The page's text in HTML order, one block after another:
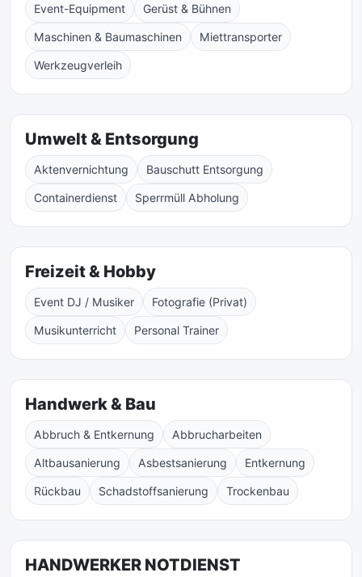
Event-Equipment Gerüst & Bühnen
Maschinen & Baumaschinen Miettransporter
Werkzeugverleih
Umwelt & Entsorgung
Aktenvernichtung Bauschutt Entsorgung
Containerdienst Sperrmüll Abholung
Freizeit & Hobby
Event DJ / Musiker Fotografie (Privat)
Musikunterricht Personal Trainer
Handwerk & Bau
Abbruch & Entkernung Abbrucharbeiten
Altbausanierung Asbestsanierung Entkernung
Rückbau Schadstoffsanierung Trockenbau
HANDWERKER NOTDIENST